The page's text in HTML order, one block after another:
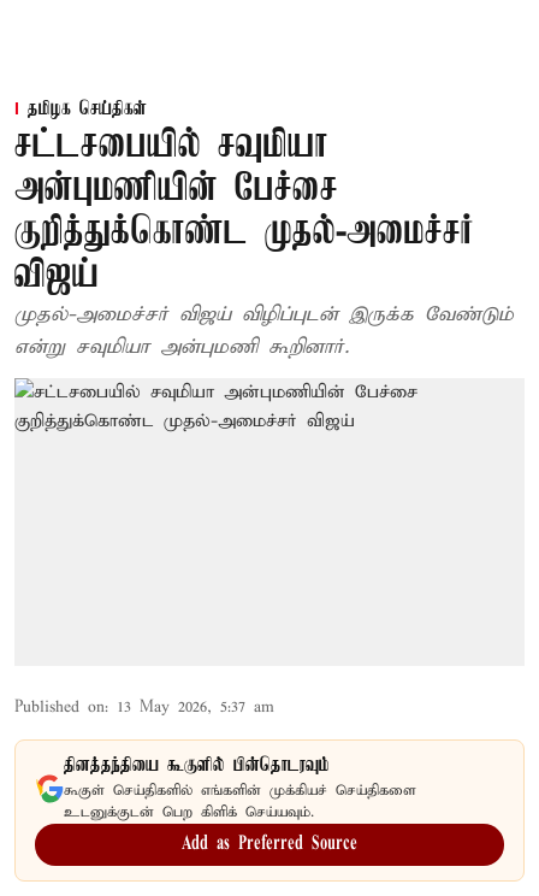
தமிழக செய்திகள்
சட்டசபையில் சவுமியா
அன்புமணியின் பேச்சை
குறித்துக்கொண்ட முதல்-அமைச்சர்
விஜய்
முதல்-அமைச்சர் விஜய் விழிப்புடன் இருக்க வேண்டும்
என்று சவுமியா அன்புமணி கூறினார்.
Published on: 13 May 2026, 5:37 am
தினத்தந்தியை கூகுளில் பின்தொடரவும்
கூகுள் செய்திகளில் எங்களின் முக்கியச் செய்திகளை
உடனுக்குடன் பெற கிளிக் செய்யவும்.
Add as Preferred Source